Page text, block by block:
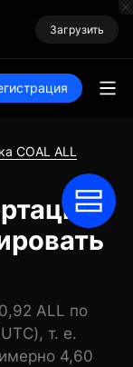
Загрузить
COAL ALL
ALL по
т. е.
4,60